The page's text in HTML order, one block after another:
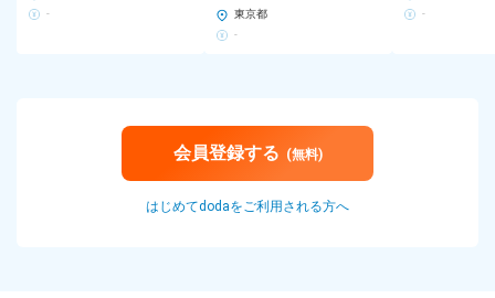
-
東京都
-
-
会員登録する (無料)
はじめてdodaをご利用される方へ